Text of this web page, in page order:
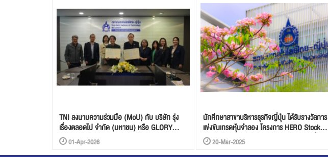
TNI ลงนามความร่วมมือ (MoU) กับ บริษัท รุ่ง
เรื่องตลอดไป จำกัด (มหาชน) หรือ GLORY
เจ้าของแพลตฟอร์มอ่านวรรณกรรมออนไลน์อย่าง
Kaweebook/Jinovel และผู้พัฒนา “Alisa AI”
01-Apr-2026
นักศึกษาสาขาบริหารธุรกิจญี่ปุ่น ได้รับรางวัลการ
แข่งขันเทรดหุ้นจำลอง โครงการ HERO Stock
Learning @TNI Season 5 ผ่านแอพพลิเคชั่น
"FINANSIA HERO"
20-Mar-2025